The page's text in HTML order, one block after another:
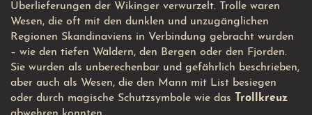
Überlieferungen der Wikinger verwurzelt. Trolle waren
Wesen, die oft mit den dunklen und unzugänglichen
Regionen Skandinaviens in Verbindung gebracht wurden
– wie den tiefen Wäldern, den Bergen oder den Fjorden.
Sie wurden als unberechenbar und gefährlich beschrieben,
aber auch als Wesen, die den Mann mit List besiegen
oder durch magische Schutzsymbole wie das
Trollkreuz